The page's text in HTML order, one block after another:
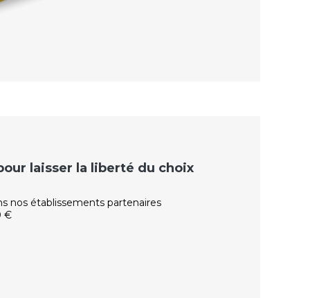
laisser la liberté du choix
nos établissements partenaires
€